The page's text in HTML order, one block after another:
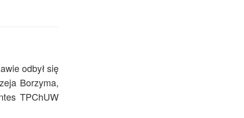
odbył się
Borzyma,
TPChUW